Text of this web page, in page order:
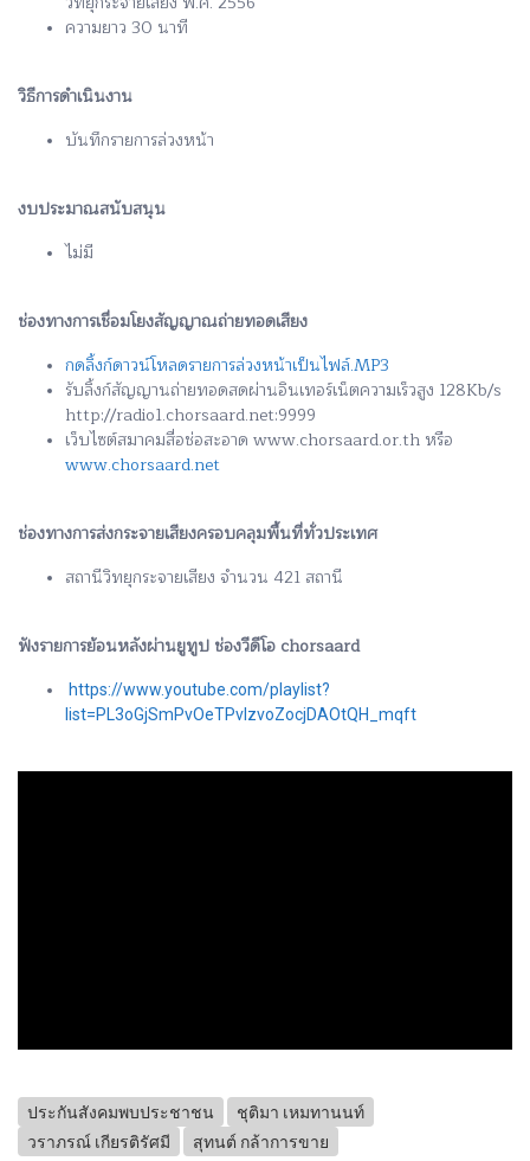
ความยาว 30 นาที
วิธีการดำเนินงาน
บันทึกรายการล่วงหน้า
งบประมาณสนับสนุน
ไม่มี
ช่องทางการเชื่อมโยงสัญญาณถ่ายทอดเสียง
กดลิ้งก์ดาวน์โหลดรายการล่วงหน้าเป็นไฟล์.MP3
รับลิ้งก์สัญญานถ่ายทอดสดผ่านอินเทอร์เน็ตความเร็วสูง 128Kb/s
http://radio1.chorsaard.net:9999
เว็บไซต์สมาคมสื่อช่อสะอาด www.chorsaard.or.th หรือ
www.chorsaard.net
ช่องทางการส่งกระจายเสียงครอบคลุมพื้นที่ทั่วประเทศ
สถานีวิทยุกระจายเสียง จำนวน 421 สถานี
ฟังรายการย้อนหลังผ่านยูทูป ช่องวีดีโอ chorsaard
https://www.youtube.com/playlist?
list=PL3oGjSmPvOeTPvlzvoZocjDAOtQH_mqft
ประกันสังคมพบประชาชน
ชุติมา เหมทานนท์
วราภรณ์ เกียรติรัศมี
สุทนต์ กล้าการขาย